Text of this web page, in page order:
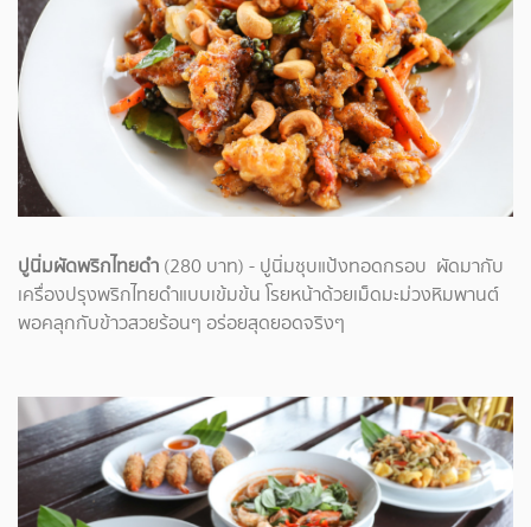
ปูนิ่มผัดพริกไทยดำ (280 บาท)​ - ปูนิ่มชุบแป้งทอดกรอบ ผัดมากับ
เครื่องปรุงพริกไทยดำแบบเข้มข้น โรยหน้าด้วยเม็ดมะม่วงหิมพานต์
พอคลุกกับข้าวสวยร้อนๆ อร่อยสุดยอดจริงๆ